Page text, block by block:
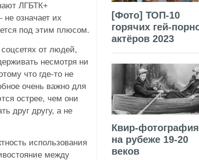
ЛГБТК+
означает их
под этим плюсом.
от людей,
несмотря ни
что где-то не
очень важно для
острее, чем они
друг другу, а не
использования
между
[Фото] ТОП-10
горячих гей-
актёров 2023
Квир-фотография
на рубеже 19-20
веков